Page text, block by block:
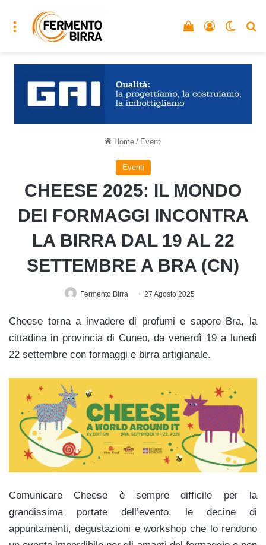
Menu Accedi
Vedi il carrello
Home / Eventi
Eventi
CHEESE 2025: IL MONDO
DEI FORMAGGI INCONTRA
LA BIRRA DAL 19 AL 22
SETTEMBRE A BRA (CN)
Fermento Birra 27 Agosto 2025
Cheese torna a invadere di profumi e sapore Bra, la
cittadina in provincia di Cuneo, da venerdì 19 a lunedì
22 settembre con formaggi e birra artigianale.
Comunicare Cheese è sempre difficile per la
grandissima portate dell’evento, le decine di
appuntamenti, degustazioni e workshop che lo rendono